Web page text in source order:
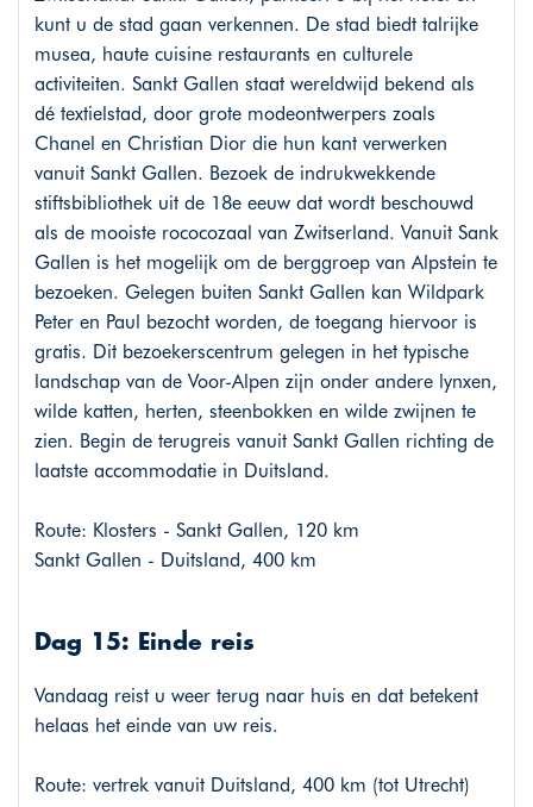
kunt u de stad gaan verkennen. De stad biedt talrijke
musea, haute cuisine restaurants en culturele
activiteiten. Sankt Gallen staat wereldwijd bekend als
dé textielstad, door grote modeontwerpers zoals
Chanel en Christian Dior die hun kant verwerken
vanuit Sankt Gallen. Bezoek de indrukwekkende
stiftsbibliothek uit de 18e eeuw dat wordt beschouwd
als de mooiste rococozaal van Zwitserland. Vanuit Sank
Gallen is het mogelijk om de berggroep van Alpstein te
bezoeken. Gelegen buiten Sankt Gallen kan Wildpark
Peter en Paul bezocht worden, de toegang hiervoor is
gratis. Dit bezoekerscentrum gelegen in het typische
landschap van de Voor-Alpen zijn onder andere lynxen,
wilde katten, herten, steenbokken en wilde zwijnen te
zien. Begin de terugreis vanuit Sankt Gallen richting de
laatste accommodatie in Duitsland.
Route: Klosters - Sankt Gallen, 120 km
Sankt Gallen - Duitsland, 400 km
Dag 15: Einde reis
Vandaag reist u weer terug naar huis en dat betekent
helaas het einde van uw reis.
Route: vertrek vanuit Duitsland, 400 km (tot Utrecht)